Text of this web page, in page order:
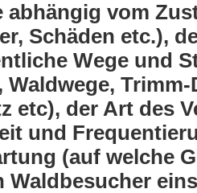
abhängig vom
Schäden etc.),
Wege und
Waldwege,
etc), der Art des
und
(auf welche
Waldbesucher